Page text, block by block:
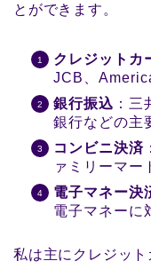
とができます。
クレジットカ
JCB、
銀行振込 ：
銀行などの主
コンビニ決済
ァミリーマー
電子マネー決
電子マネーに
私は主にクレジット